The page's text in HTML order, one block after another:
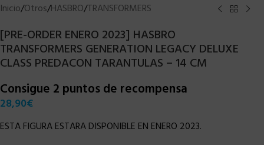
Inicio/Otros/HASBRO/TRANSFORMERS
[PRE-ORDER ENERO 2023] HASBRO
TRANSFORMERS GENERATION LEGACY DELUXE
CLASS PREDACON TARANTULAS – 14 CM
Consigue 2 puntos de recompensa
28,90€
ESTA FIGURA ESTARA DISPONIBLE EN ENERO 2023.